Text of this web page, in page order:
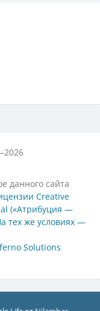
данного сайта
Creative
(«Атрибуция —
тех же условиях —
Solutions